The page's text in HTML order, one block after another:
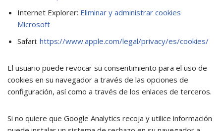
Internet Explorer: Eliminar y administrar cookies
Microsoft
Safari: https://www.apple.com/legal/privacy/es/cookies/
El usuario puede revocar su consentimiento para el uso de
cookies en su navegador a través de las opciones de
configuración, así como a través de los enlaces de terceros.
Si no quiere que Google Analytics recoja y utilice información